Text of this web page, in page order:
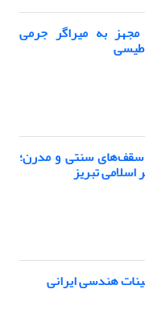
به میراگر جرمی
سقف‌های سنتی و مدرن؛
تبریز
هندسی ایرانی